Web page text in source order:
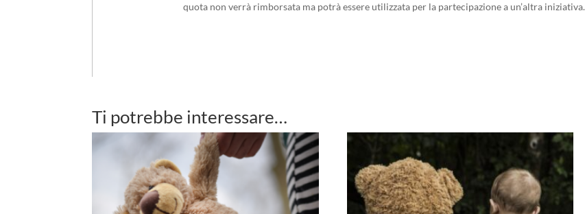
quota non verrà rimborsata ma potrà essere utilizzata per la partecipazione a un’altra iniziativa.
Ti potrebbe interessare…